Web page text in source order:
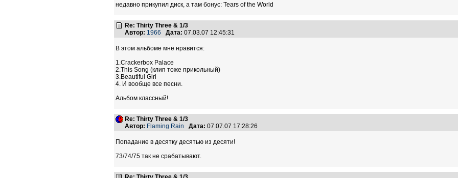
недавно прикупил диск, а там бонус: Tears of the World
Re: Thirty Three & 1/3
Автор: 1966 Дата: 07.03.07 12:45:31
В этом альбоме мне нравится:
1.Crackerbox Palace
2.This Song (клип тоже прикольный)
3.Beautiful Girl
4. И вообще все песни.
Альбом классный!
Re: Thirty Three & 1/3
Автор: Flaming Rain Дата: 07.07.07 17:28:26
Попадание в десятку десятью из десяти!
73/74/75 так не срабатывают.